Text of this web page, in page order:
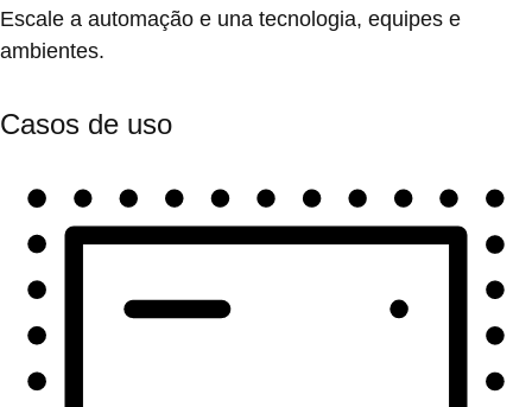
Escale a automação e una tecnologia, equipes e
ambientes.
Casos de uso